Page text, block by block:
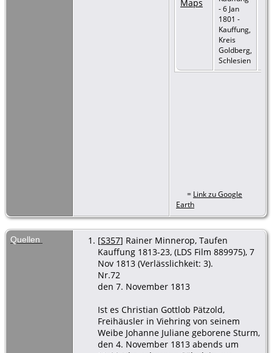
- 6 Jan
1801 -
Kauffung,
Kreis
Goldberg,
Schlesien
= Link zu Google
Earth
Quellen [S357] Rainer Minnerop, Taufen
Kauffung 1813-23, (LDS Film 889975), 7
Nov 1813 (Verlässlichkeit: 3).
Nr.72
den 7. November 1813
Ist es Christian Gottlob Pätzold,
Freihäusler in Viehring von seinem
Weibe Johanne Juliane geborene Sturm,
den 4. November 1813 abends um